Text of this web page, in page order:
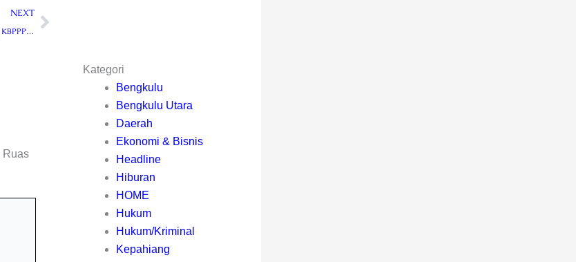
NEXT
Pangdam Kasuari Dikunjungi KBPPP PB
Next
Ruas
Kategori
Bengkulu
Bengkulu Utara
Daerah
Ekonomi & Bisnis
Headline
Hiburan
HOME
Hukum
Hukum/Kriminal
Kepahiang